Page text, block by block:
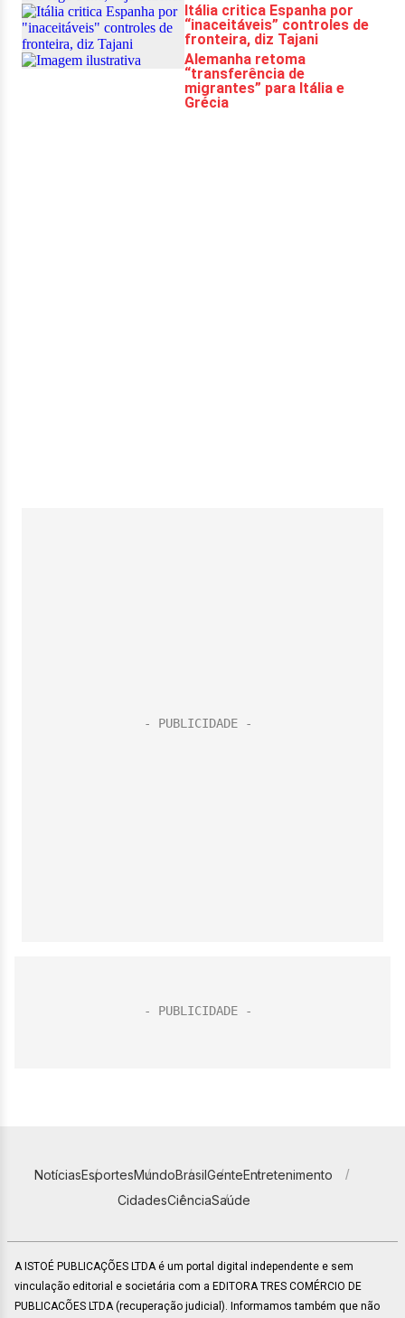
NotíciasEsportesMundoBrasilGenteEntretenimento
CidadesCiênciaSaúde
A ISTOÉ PUBLICAÇÕES LTDA é um portal digital independente e sem
vinculação editorial e societária com a EDITORA TRES COMÉRCIO DE
PUBLICACÕES LTDA (recuperação judicial). Informamos também que não